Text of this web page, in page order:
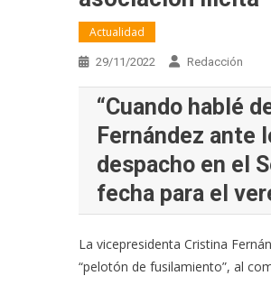
Actualidad
29/11/2022 Redacción
“Cuando hablé
Fernández ante
despacho en el
fecha para el
La vicepresidenta Cristina
“pelotón de fusilamiento”, al